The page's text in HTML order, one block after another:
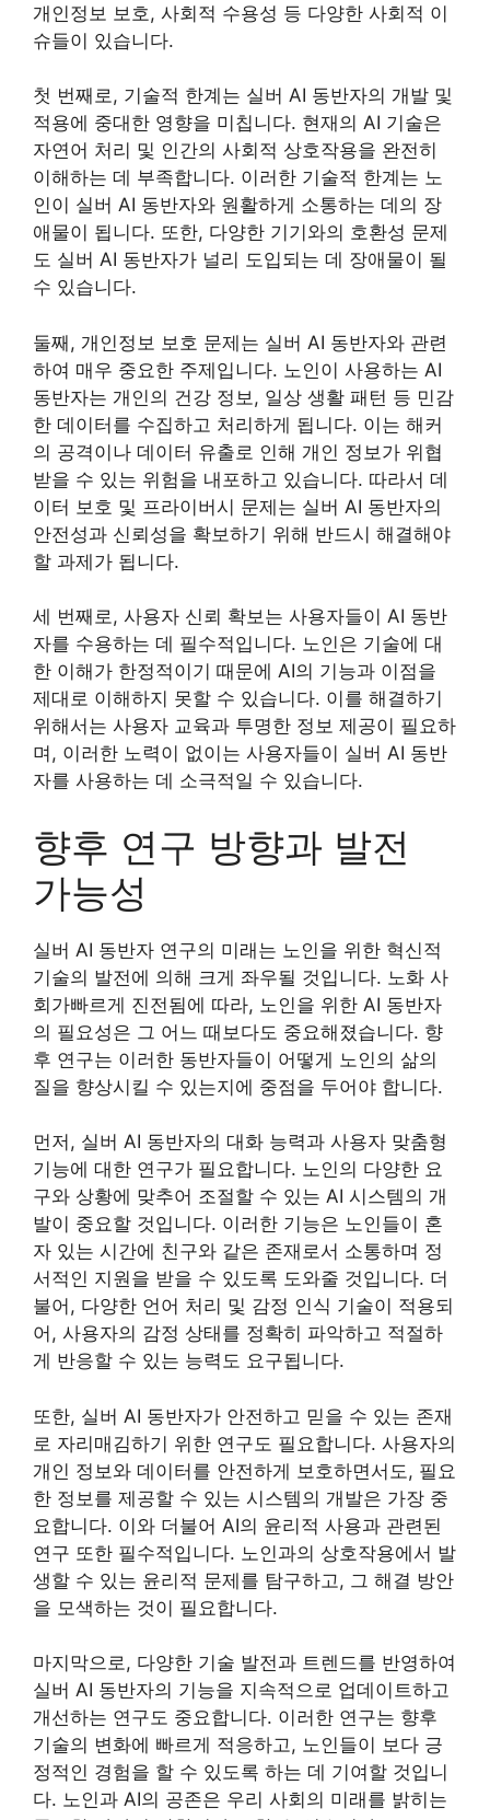
개인정보 보호, 사회적 수용성 등 다양한 사회적 이
슈들이 있습니다.
첫 번째로, 기술적 한계는 실버 AI 동반자의 개발 및
적용에 중대한 영향을 미칩니다. 현재의 AI 기술은
자연어 처리 및 인간의 사회적 상호작용을 완전히
이해하는 데 부족합니다. 이러한 기술적 한계는 노
인이 실버 AI 동반자와 원활하게 소통하는 데의 장
애물이 됩니다. 또한, 다양한 기기와의 호환성 문제
도 실버 AI 동반자가 널리 도입되는 데 장애물이 될
수 있습니다.
둘째, 개인정보 보호 문제는 실버 AI 동반자와 관련
하여 매우 중요한 주제입니다. 노인이 사용하는 AI
동반자는 개인의 건강 정보, 일상 생활 패턴 등 민감
한 데이터를 수집하고 처리하게 됩니다. 이는 해커
의 공격이나 데이터 유출로 인해 개인 정보가 위협
받을 수 있는 위험을 내포하고 있습니다. 따라서 데
이터 보호 및 프라이버시 문제는 실버 AI 동반자의
안전성과 신뢰성을 확보하기 위해 반드시 해결해야
할 과제가 됩니다.
세 번째로, 사용자 신뢰 확보는 사용자들이 AI 동반
자를 수용하는 데 필수적입니다. 노인은 기술에 대
한 이해가 한정적이기 때문에 AI의 기능과 이점을
제대로 이해하지 못할 수 있습니다. 이를 해결하기
위해서는 사용자 교육과 투명한 정보 제공이 필요하
며, 이러한 노력이 없이는 사용자들이 실버 AI 동반
자를 사용하는 데 소극적일 수 있습니다.
향후 연구 방향과 발전
가능성
실버 AI 동반자 연구의 미래는 노인을 위한 혁신적
기술의 발전에 의해 크게 좌우될 것입니다. 노화 사
회가빠르게 진전됨에 따라, 노인을 위한 AI 동반자
의 필요성은 그 어느 때보다도 중요해졌습니다. 향
후 연구는 이러한 동반자들이 어떻게 노인의 삶의
질을 향상시킬 수 있는지에 중점을 두어야 합니다.
먼저, 실버 AI 동반자의 대화 능력과 사용자 맞춤형
기능에 대한 연구가 필요합니다. 노인의 다양한 요
구와 상황에 맞추어 조절할 수 있는 AI 시스템의 개
발이 중요할 것입니다. 이러한 기능은 노인들이 혼
자 있는 시간에 친구와 같은 존재로서 소통하며 정
서적인 지원을 받을 수 있도록 도와줄 것입니다. 더
불어, 다양한 언어 처리 및 감정 인식 기술이 적용되
어, 사용자의 감정 상태를 정확히 파악하고 적절하
게 반응할 수 있는 능력도 요구됩니다.
또한, 실버 AI 동반자가 안전하고 믿을 수 있는 존재
로 자리매김하기 위한 연구도 필요합니다. 사용자의
개인 정보와 데이터를 안전하게 보호하면서도, 필요
한 정보를 제공할 수 있는 시스템의 개발은 가장 중
요합니다. 이와 더불어 AI의 윤리적 사용과 관련된
연구 또한 필수적입니다. 노인과의 상호작용에서 발
생할 수 있는 윤리적 문제를 탐구하고, 그 해결 방안
을 모색하는 것이 필요합니다.
마지막으로, 다양한 기술 발전과 트렌드를 반영하여
실버 AI 동반자의 기능을 지속적으로 업데이트하고
개선하는 연구도 중요합니다. 이러한 연구는 향후
기술의 변화에 빠르게 적응하고, 노인들이 보다 긍
정적인 경험을 할 수 있도록 하는 데 기여할 것입니
다. 노인과 AI의 공존은 우리 사회의 미래를 밝히는